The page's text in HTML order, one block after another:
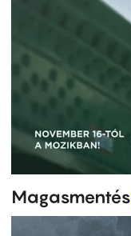
Magasmentés